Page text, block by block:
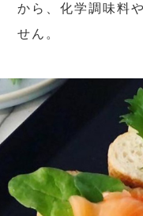
から、化学調味料
せん。